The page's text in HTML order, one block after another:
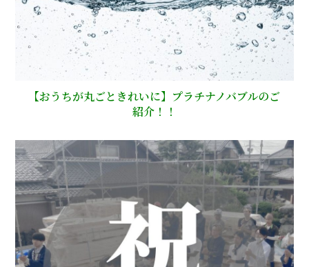
【おうちが丸ごときれいに】プラチナノバブルのご
紹介！！